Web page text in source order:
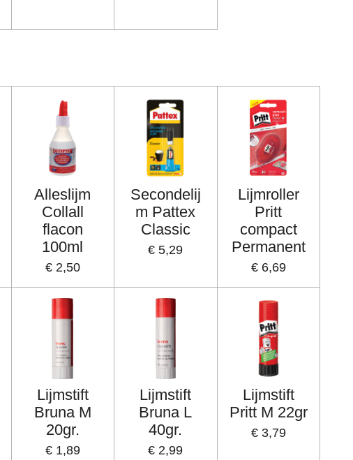
Alleslijm
Collall
flacon
100ml
€ 2,50
Secondelij
m Pattex
Classic
€ 5,29
Lijmroller
Pritt
compact
Permanent
€ 6,69
Lijmstift
Bruna M
20gr.
€ 1,89
Lijmstift
Bruna L
40gr.
€ 2,99
Lijmstift
Pritt M 22gr
€ 3,79